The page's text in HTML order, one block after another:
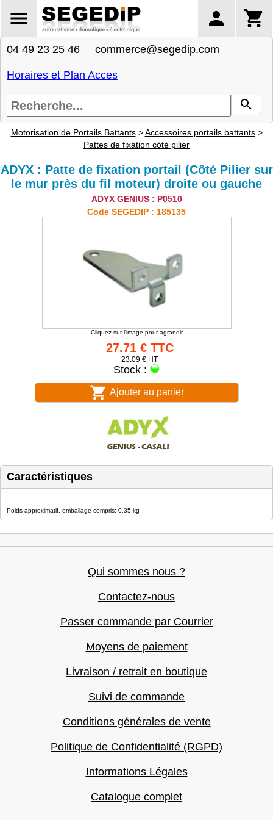
04 49 23 25 46 commerce@segedip.com
Horaires et Plan Acces
Motorisation de Portails Battants>Accessoires portails battants>
Pattes de fixation côté pilier
ADYX : Patte de fixation portail (Côté Pilier sur
le mur près du fil moteur) droite ou gauche
ADYX GENIUS : P0510
Code SEGEDIP : 185135
Cliquez sur l'image pour agrandir
27.71 € TTC
23.09 € HT
Stock :
Ajouter au panier
Caractéristiques
Poids approximatif, emballage compris: 0.35 kg
Qui sommes nous ?
Contactez-nous
Passer commande par Courrier
Moyens de paiement
Livraison / retrait en boutique
Suivi de commande
Conditions générales de vente
Politique de Confidentialité (RGPD)
Informations Légales
Catalogue complet